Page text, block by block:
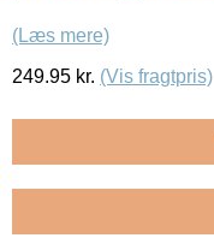
(Læs mere)
249.95 kr. (Vis fragtpris)